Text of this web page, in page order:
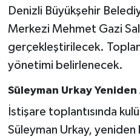
Denizli Büyükşehir
Merkezi Mehmet Gazi
gerçekleştirilecek.
yönetimi belirlenecek.
Süleyman Urkay Yeniden
İstişare toplantısında
Süleyman Urkay, yeniden